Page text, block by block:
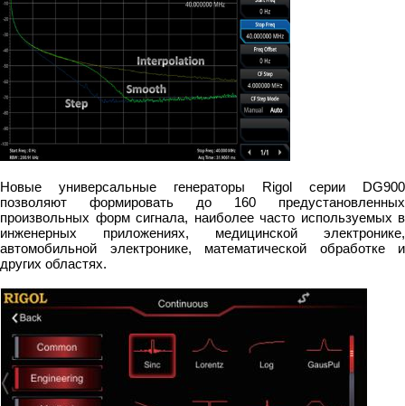
Новые универсальные генераторы Rigol серии DG900
позволяют формировать до 160 предустановленных
произвольных форм сигнала, наиболее часто используемых в
инженерных приложениях, медицинской электронике,
автомобильной электронике, математической обработке и
других областях.